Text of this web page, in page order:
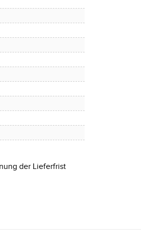
der Lieferfrist